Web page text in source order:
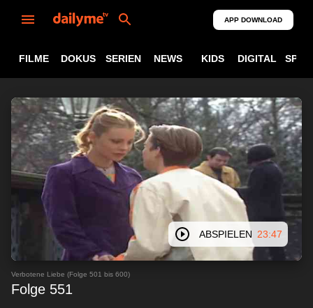
APP DOWNLOAD
FILME DOKUS SERIEN NEWS KIDS DIGITAL
ABSPIELEN 23:47
Verbotene Liebe (Folge 501 bis 600)
Folge 551